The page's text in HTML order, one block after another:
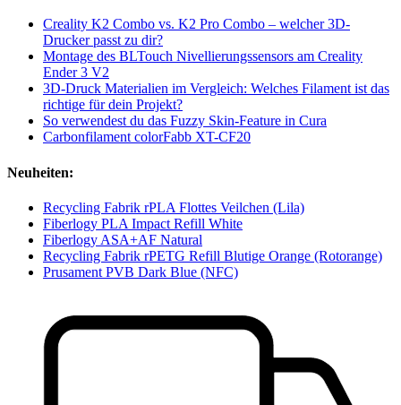
Creality K2 Combo vs. K2 Pro Combo – welcher 3D-
Drucker passt zu dir?
Montage des BLTouch Nivellierungssensors am Creality
Ender 3 V2
3D-Druck Materialien im Vergleich: Welches Filament ist das
richtige für dein Projekt?
So verwendest du das Fuzzy Skin-Feature in Cura
Carbonfilament colorFabb XT-CF20
Neuheiten:
Recycling Fabrik rPLA Flottes Veilchen (Lila)
Fiberlogy PLA Impact Refill White
Fiberlogy ASA+AF Natural
Recycling Fabrik rPETG Refill Blutige Orange (Rotorange)
Prusament PVB Dark Blue (NFC)